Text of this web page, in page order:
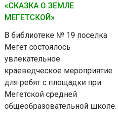
«СКАЗКА О ЗЕМЛЕ
МЕГЕТСКОЙ»
В библиотеке № 19 поселка
Мегет состоялось
увлекательное
краеведческое мероприятие
для ребят с площадки при
Мегетской средней
общеобразовательной школе.